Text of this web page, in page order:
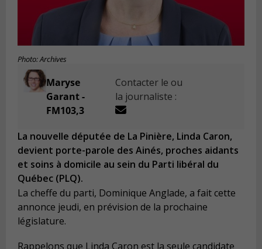
Photo: Archives
Maryse
Garant -
FM103,3
Contacter le ou
la journaliste :
La nouvelle députée de La Pinière, Linda Caron,
devient porte-parole des Ainés, proches aidants
et soins à domicile au sein du Parti libéral du
Québec (PLQ).
La cheffe du parti, Dominique Anglade, a fait cette
annonce jeudi, en prévision de la prochaine
législature.
Rappelons que Linda Caron est la seule candidate